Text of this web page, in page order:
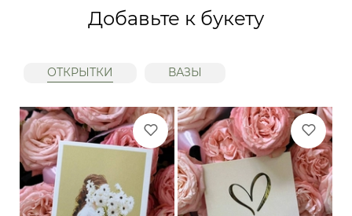
Добавьте к букету
ОТКРЫТКИ ВАЗЫ